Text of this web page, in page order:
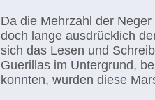
Da die Mehrzahl der
doch lange ausdrücklich
sich das Lesen und
Guerillas im Untergrund,
konnten, wurden diese